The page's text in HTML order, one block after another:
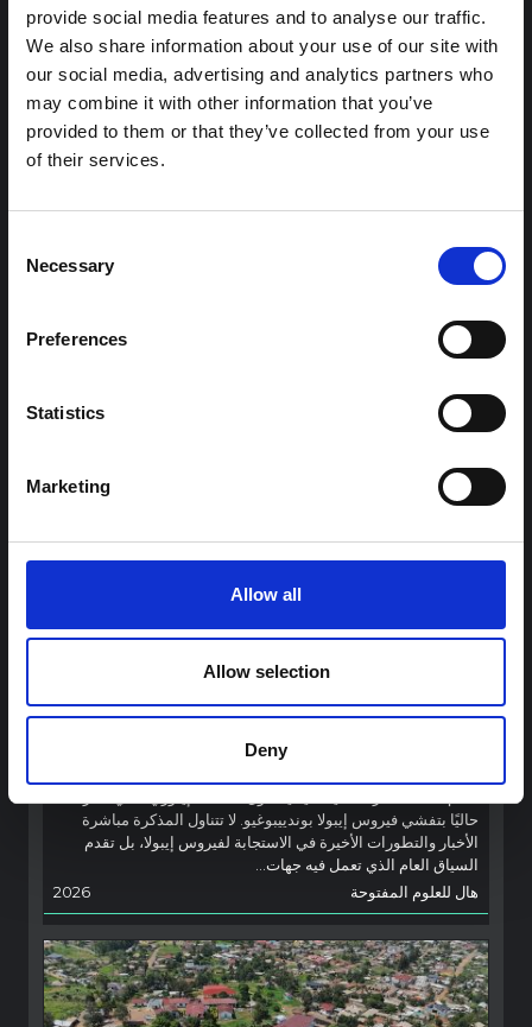
provide social media features and to analyse our traffic.
We also share information about your use of our site with
our social media, advertising and analytics partners who
may combine it with other information that you’ve
provided to them or that they’ve collected from your use
of their services.
Selection
Necessary
Preferences
Statistics
Marketing
Allow all
Allow selection
Deny
شرط
الاختباء على مرأى من الجميع: استراتيجيات
حماية النازحين بعد إغلاق مواقع حماية المدنيين
في جوبا
على سلامتهم وحماية أنفسهم بعد تسليم بعثة الأمم المتحدة في
الوحدة الوطنية الانتقالية المعاد تنشيطها.
محور وسط وشرق أفريقيا
السياسة العالمية
محتوى ذو صلة
شرط
ملاحظة سياقية: ممارسات الجنازة في إيتوري
هذه المذكرة هي الثانية التي ينتجها "التجمع من أجل إيتوري"، وهي
معلومات سياقية للاستجابة لتفشي إيبولا بونديبوغيو في إيتوري،
هال للعلوم المفتوحة
2026
حاليًا بتفشي فيروس إيبولا بوندييبوغيو. لا تتناول المذكرة مباشرة
الأخبار والتطورات الأخيرة في الاستجابة لفيروس إيبولا، بل تقدم
السياق العام الذي تعمل فيه جهات...
هال للعلوم المفتوحة
2026